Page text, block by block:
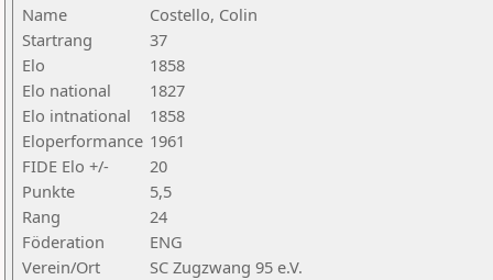
Name
Costello, Colin
Startrang
37
Elo
1858
Elo national
1827
Elo intnational
1858
Eloperformance 1961
FIDE Elo +/-
20
Punkte
5,5
Rang
24
Föderation
ENG
Verein/Ort
SC Zugzwang 95 e.V.